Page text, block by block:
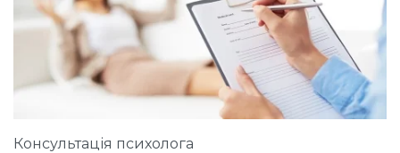
Консультація психолога